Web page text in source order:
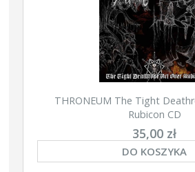
THRONEUM The Tight
Rubicon CD
35,00 zł
DO KOSZYKA